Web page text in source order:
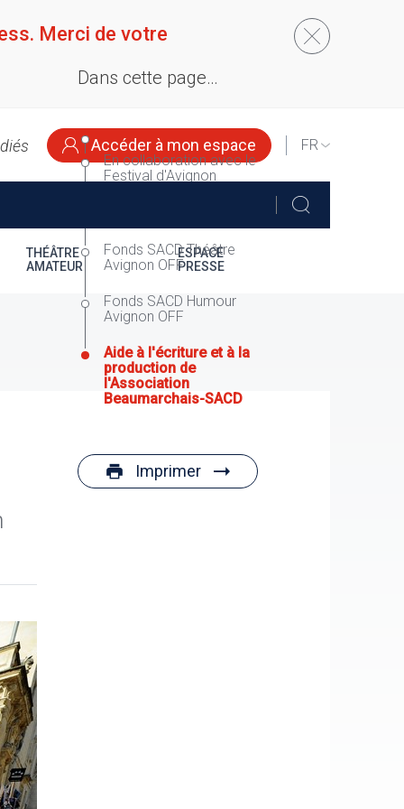
Merci de votre
Accéder à mon espace
SELECT
LANGUAGE
THÉÂTRE
AMATEUR
ESPACE
PRESSE
Dans cette page…
En collaboration avec le
Festival d'Avignon
Fonds SACD Théâtre
Avignon OFF
Fonds SACD Humour
Avignon OFF
Aide à l'écriture et à la
production de
l'Association
Beaumarchais-SACD
Imprimer